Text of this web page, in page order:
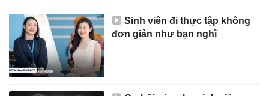
Sinh viên đi thực tập không
đơn giản như bạn nghĩ